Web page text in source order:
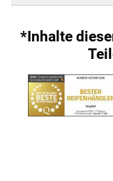
*Inhalte